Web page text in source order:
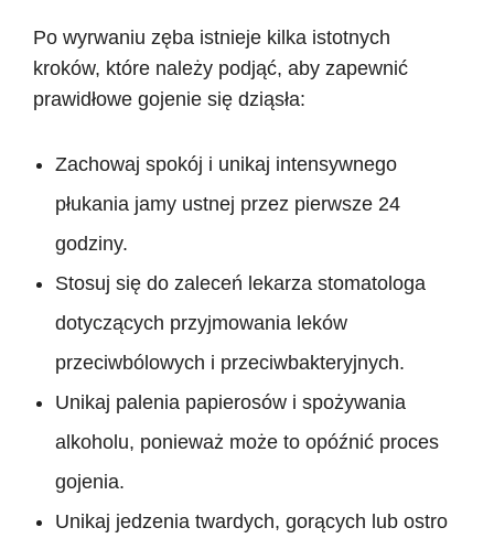
Po wyrwaniu zęba istnieje kilka istotnych
kroków, które należy podjąć, aby zapewnić
prawidłowe gojenie się dziąsła:
Zachowaj spokój i unikaj intensywnego
płukania jamy ustnej przez pierwsze 24
godziny.
Stosuj się do zaleceń lekarza stomatologa
dotyczących przyjmowania leków
przeciwbólowych i przeciwbakteryjnych.
Unikaj palenia papierosów i spożywania
alkoholu, ponieważ może to opóźnić proces
gojenia.
Unikaj jedzenia twardych, gorących lub ostro